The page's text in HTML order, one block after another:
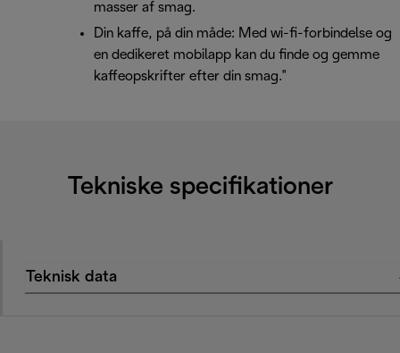
masser af smag.
Din kaffe, på din måde: Med wi-fi-forbindelse og
en dedikeret mobilapp kan du finde og gemme
kaffeopskrifter efter din smag."
Tekniske specifikationer
Teknisk data